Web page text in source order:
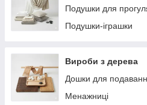
Подушки для
Подушки-іграшки
Вироби з дерева
Дошки для
Менажниці